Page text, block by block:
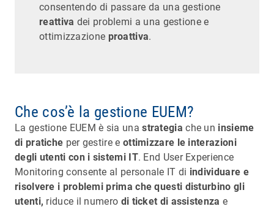
consentendo di passare da una gestione
reattiva dei problemi a una gestione e
ottimizzazione proattiva.
Che cos’è la gestione EUEM?
La gestione EUEM è sia unastrategia che un insieme
di pratiche per gestire e ottimizzare le interazioni
degli utenti con i sistemi IT. End User Experience
Monitoring consente al personale IT di individuare e
risolvere i problemi prima che questi disturbino gli
utenti, riduce il numero di ticket di assistenza e